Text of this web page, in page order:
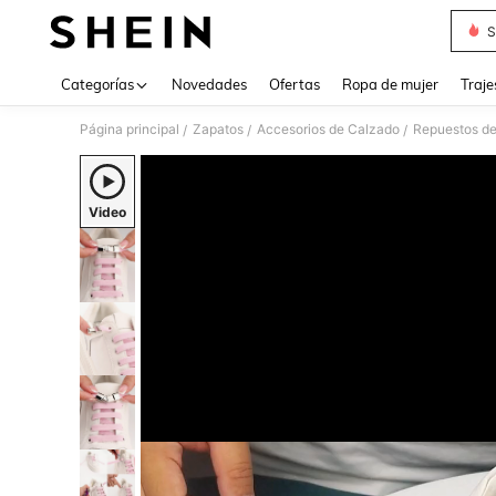
Categorías Novedades Ofertas Ropa de mujer
Página principal / Zapatos / Accesorios de Calzado / Repuestos
Video